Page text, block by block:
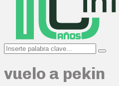
Search
for:
Search
vuelo a pekin